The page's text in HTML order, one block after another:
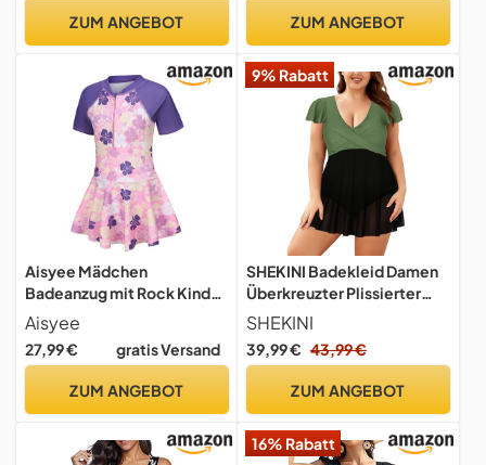
Badeshorts Schwarz XXL
ZUM ANGEBOT
Alphanumerisch, XXL,
ZUM ANGEBOT
Aisyee Mädchen
Badeanzug mit Rock Kinder
UV Bademode 152 158/13-
14 Jahre
Aisyee
27,99 € gratis Versand
ZUM ANGEBOT
9% Rabatt
SHEKINI Badekleid Damen
Überkreuzter Plissierter
Ausschnitt mit Gerüschten
Bündchen Grosse Grösse
Einteiliger
Olivgrün）
SHEKINI
39,99 € 43,99 €
ZUM ANGEBOT
16% Rabatt